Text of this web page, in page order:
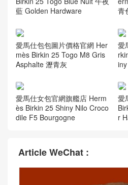
藍 Golden Hardware
青
愛馬仕包包圖片價格官網 Her
mès Birkin 25 Togo M8 Gris
Asphalte 瀝青灰
愛
愛馬仕女包官網旗艦店 Herm
ès Birkin 25 Shiny Nilo Croco
dile F5 Bourgogne
愛
r
Article WeChat :